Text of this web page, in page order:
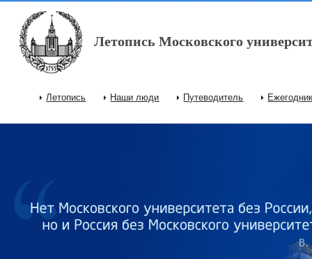
Перейти к основному содержанию
Летопись Московского
Главное меню
Летопись Наши люди Путеводитель